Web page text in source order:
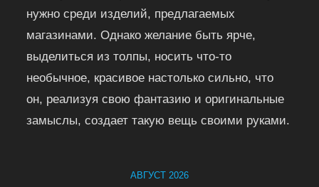
нужно среди изделий, предлагаемых
магазинами. Однако желание быть ярче,
выделиться из толпы, носить что-то
необычное, красивое настолько сильно, что
он, реализуя свою фантазию и оригинальные
замыслы, создает такую вещь своими руками.
АВГУСТ 2026